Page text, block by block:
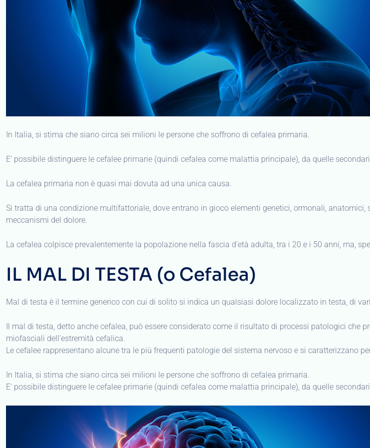
In Italia, si stima che siano circa sei milioni le persone che soffrono di cefalea primaria.
E’ possibile distinguere le cefalee primarie (quindi cefalea come malattia principale), da quelle
La cefalea primaria non è quasi mai dovuta ad una unica causa.
Si tratta di una condizione multifattoriale, dove entrano in gioco elementi genetici, ormonali,
meccanismi del dolore.
La cefalea colpisce prevalentemente la popolazione nella fascia d’età adulta, tra i 20 e i 50 anni, ma,
IL MAL DI TESTA (o Cefalea)
Mal di testa è il termine generico con cui di solito si indica un qualsiasi dolore localizzato in testa, di
Il mal di testa, detto anche cefalea, può essere considerato come il risultato di processi patologici che
miofasciali dell’estremità cefalica.
Le cefalee rappresentano alcune tra le più frequenti patologie del sistema nervoso e si caratterizzano
In Italia, si stima che siano circa sei milioni le persone che soffrono di cefalea primaria.
E’ possibile distinguere le cefalee primarie (quindi cefalea come malattia principale), da quelle